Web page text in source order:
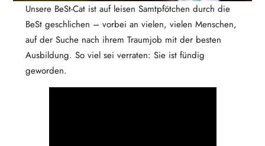
Unsere BeSt-Cat ist auf leisen Samtpfötchen durch die
BeSt geschlichen – vorbei an vielen, vielen Menschen,
auf der Suche nach ihrem Traumjob mit der besten
Ausbildung. So viel sei verraten: Sie ist fündig
geworden.